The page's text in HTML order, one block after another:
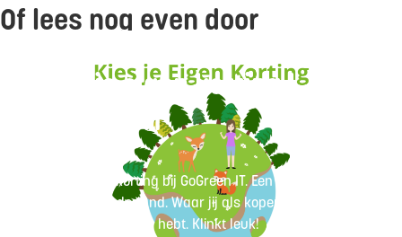
Of lees nog even door
Kies je eigen korting |
GoGreen IT
Kies je eigen korting bij GoGreen IT. Een unieke
formule in Nederland. Waar jij als koper eens zelf de
touwtjes in handen hebt. Klinkt leuk!